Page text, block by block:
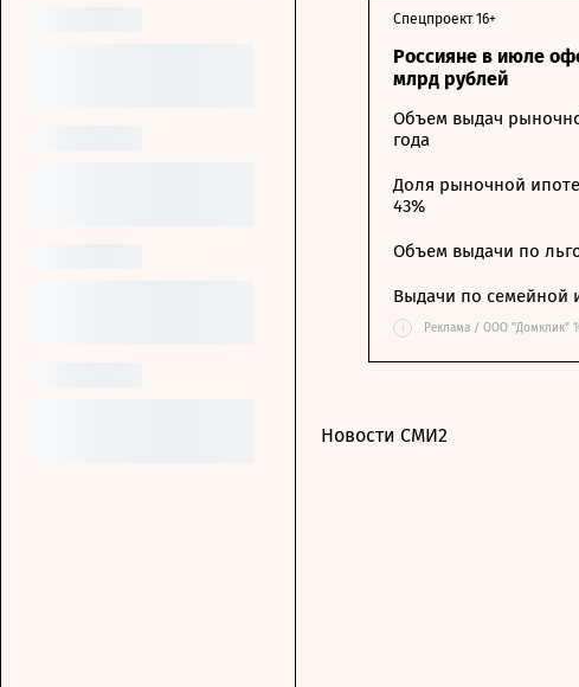
Россияне в июле
млрд рублей
Спецпроект 16+
Объем выдач
года
Доля рыночной
43%
Объем выдачи по
Выдачи по семейной
i Реклама / ООО "Домклик"
Новости СМИ2